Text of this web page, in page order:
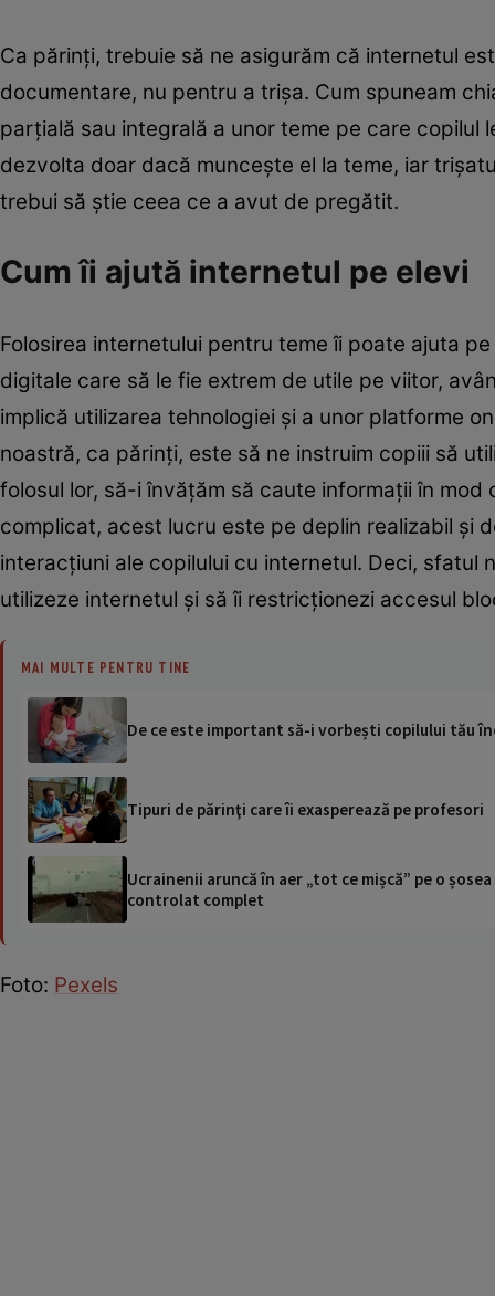
Ca părinți, trebuie să ne asigurăm că internetul
documentare, nu pentru a trișa. Cum spuneam
parțială sau integrală a unor teme pe care
dezvolta doar dacă muncește el la teme, iar
trebui să știe ceea ce a avut de pregătit.
Cum îi ajută internetul pe elevi
Folosirea internetului pentru teme îi poate ajuta
digitale care să le fie extrem de utile pe viitor,
implică utilizarea tehnologiei și a unor platforme
noastră, ca părinți, este să ne instruim copiii să
folosul lor, să-i învățăm să caute informații în
complicat, acest lucru este pe deplin realizabil și
interacțiuni ale copilului cu internetul. Deci,
utilizeze internetul și să îi restricționezi accesul
MAI MULTE PENTRU TINE
De ce este important să-i vorbești copilului tău
Tipuri de părinţi care îi exasperează pe profesori
Ucrainenii aruncă în aer „tot ce mișcă” pe o
controlat complet
Foto: Pexels